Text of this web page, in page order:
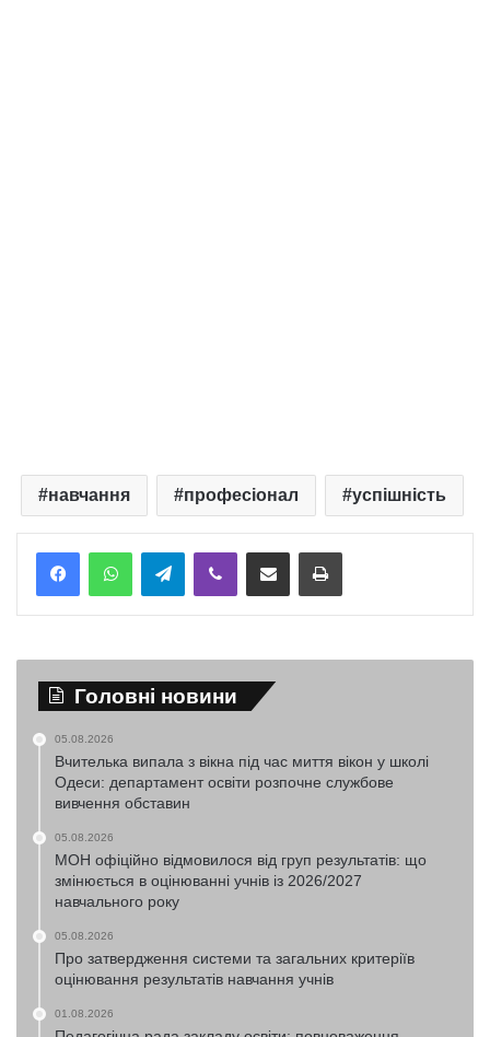
навчання професіонал успішність
TelegramViber Надіслати електронною поштоюНадрукувати
Головні новини
05.08.2026
Вчителька випала з вікна під час миття вікон у школі
Одеси: департамент освіти розпочне службове
вивчення обставин
05.08.2026
МОН офіційно відмовилося від груп результатів: що
змінюється в оцінюванні учнів із 2026/2027
навчального року
05.08.2026
Про затвердження системи та загальних критеріїв
оцінювання результатів навчання учнів
01.08.2026